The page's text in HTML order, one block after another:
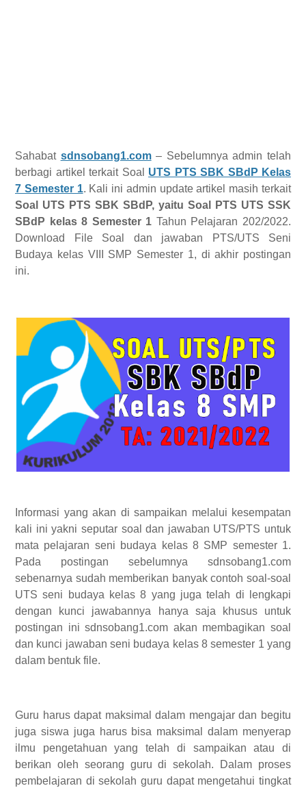
Sahabat sdnsobang1.com– Sebelumnya admin telah
berbagi artikel terkait Soal UTS PTS SBK SBdP Kelas
7 Semester 1. Kali ini admin update artikel masih terkait
Soal UTS PTS SBK SBdP, yaitu Soal PTS UTS SSK
SBdP kelas 8 Semester 1 Tahun Pelajaran 202/2022.
Download File Soal dan jawaban PTS/UTS Seni
Budaya kelas VIII SMP Semester 1, di akhir postingan
ini.
Informasi yang akan di sampaikan melalui kesempatan
kali ini yakni seputar soal dan jawaban UTS/PTS untuk
mata pelajaran seni budaya kelas 8 SMP semester 1.
Pada postingan sebelumnya sdnsobang1.com
sebenarnya sudah memberikan banyak contoh soal-soal
UTS seni budaya kelas 8 yang juga telah di lengkapi
dengan kunci jawabannya hanya saja khusus untuk
postingan ini sdnsobang1.com akan membagikan soal
dan kunci jawaban seni budaya kelas 8 semester 1 yang
dalam bentuk file.
Guru harus dapat maksimal dalam mengajar dan begitu
juga siswa juga harus bisa maksimal dalam menyerap
ilmu pengetahuan yang telah di sampaikan atau di
berikan oleh seorang guru di sekolah. Dalam proses
pembelajaran di sekolah guru dapat mengetahui tingkat